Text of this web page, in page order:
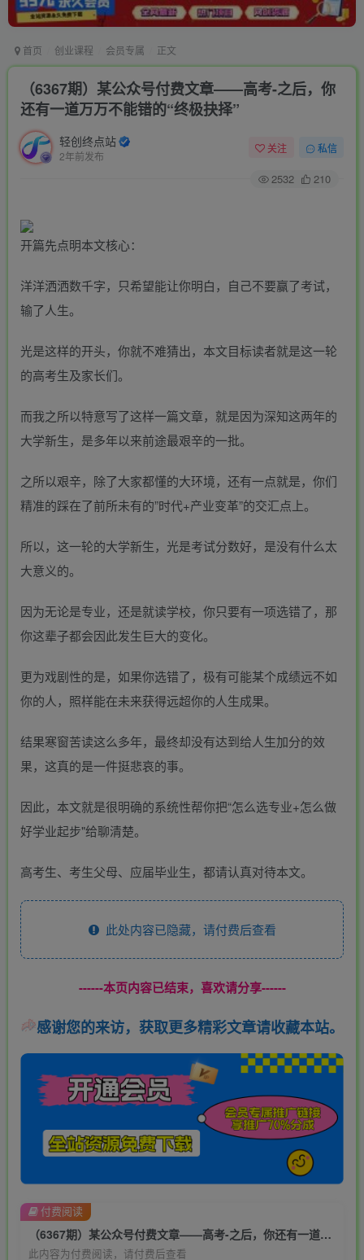
首页 创业课程 会员专属 正文
（6367期）某公众号付费文章——高考-之后，你
还有一道万万不能错的“终极抉择”
轻创终点站
2年前发布
关注 私信
2532 210
开篇先点明本文核心：
洋洋洒洒数千字，只希望能让你明白，自己不要赢了考试，
输了人生。
光是这样的开头，你就不难猜出，本文目标读者就是这一轮
的高考生及家长们。
而我之所以特意写了这样一篇文章，就是因为深知这两年的
大学新生，是多年以来前途最艰辛的一批。
之所以艰辛，除了大家都懂的大环境，还有一点就是，你们
精准的踩在了前所未有的”时代+产业变革”的交汇点上。
所以，这一轮的大学新生，光是考试分数好，是没有什么太
大意义的。
因为无论是专业，还是就读学校，你只要有一项选错了，那
你这辈子都会因此发生巨大的变化。
更为戏剧性的是，如果你选错了，极有可能某个成绩远不如
你的人，照样能在未来获得远超你的人生成果。
结果寒窗苦读这么多年，最终却没有达到给人生加分的效
果，这真的是一件挺悲哀的事。
因此，本文就是很明确的系统性帮你把“怎么选专业+怎么做
好学业起步"给聊清楚。
高考生、考生父母、应届毕业生，都请认真对待本文。
此处内容已隐藏，请付费后查看
------本页内容已结束，喜欢请分享------
感谢您的来访，获取更多精彩文章请收藏本站。
（6367期）某公众号付费文章——高考-之后，你还有一道万万不能错的“终极抉择”
此内容为付费阅读，请付费后查看
付费阅读